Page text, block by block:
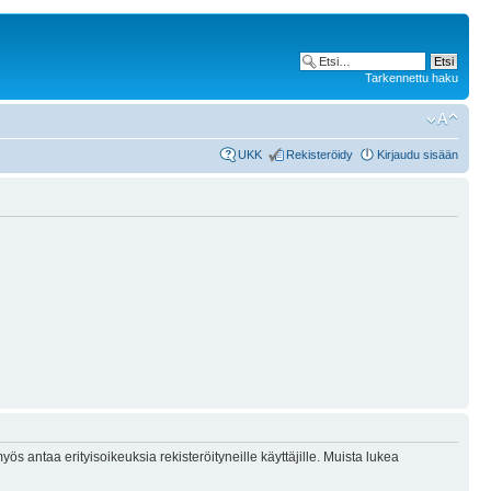
Tarkennettu haku
UKK Rekisteröidy Kirjaudu sisään
antaa erityisoikeuksia rekisteröityneille käyttäjille. Muista lukea